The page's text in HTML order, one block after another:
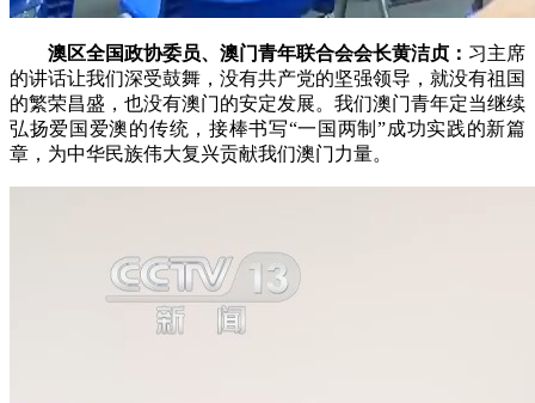
澳区全国政协委员、澳门青年联合会会长黄洁贞： 习主席
的讲话让我们深受鼓舞，没有共产党的坚强领导，就没有祖国
的繁荣昌盛，也没有澳门的安定发展。我们澳门青年定当继续
弘扬爱国爱澳的传统，接棒书写“一国两制”成功实践的新篇
章，为中华民族伟大复兴贡献我们澳门力量。